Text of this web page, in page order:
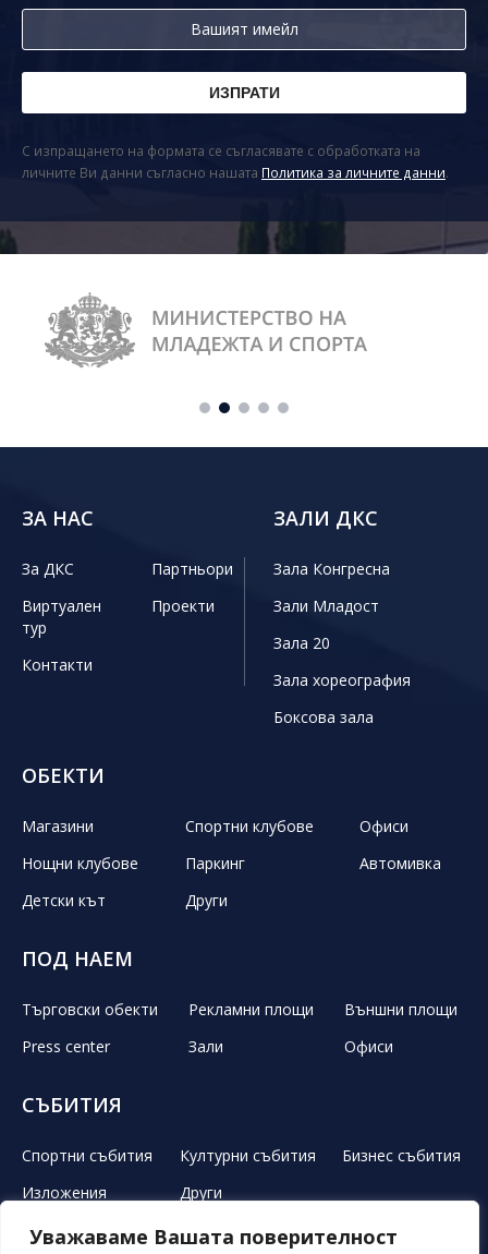
Уважаваме Вашата поверителност
С изпращането на формата се съгласявате с обработката на
личните Ви данни съгласно нашата Политика за личните данни.
ЗА НАС
За ДКС
Партньори
Виртуален
тур
Проекти
Контакти
ЗАЛИ ДКС
Зала Конгресна
Зали Младост
Зала 20
Зала хореография
Боксова зала
ОБЕКТИ
Магазини Спортни клубове
Офиси
Нощни клубове
Паркинг
Автомивка
Детски кът
Други
ПОД НАЕМ
Търговски обекти Рекламни площи
Външни площи
Press center
Зали Офиси
СЪБИТИЯ
Спортни събития Културни събития
Бизнес събития
Изложения
Други